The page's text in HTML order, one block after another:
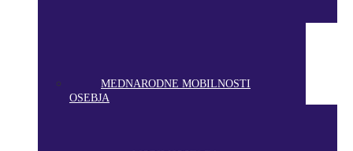
MEDNARODNE MOBILNOSTI
OSEBJA